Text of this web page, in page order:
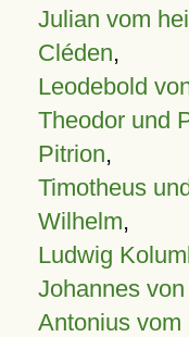
Julian vom
Cléden,
Leodebold
Theodor und
Pitrion,
Timotheus
Wilhelm,
Ludwig
Johannes
Antonius vom